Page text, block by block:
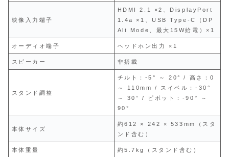
映像入力端子
HDMI 2.1 ×2、DisplayPort
1.4a ×1、USB Type-C（DP
Alt Mode、最大15W給電）×1
オーディオ端子 ヘッドホン出力 ×1
スピーカー 非搭載
スタンド調整
チルト：-5° ～ 20° / 高さ：0
～ 110mm / スイベル：-30°
～ 30° / ピボット：-90° ～
90°
本体サイズ
約612 × 242 × 533mm（スタ
ンド含む）
本体重量 約5.7kg（スタンド含む）